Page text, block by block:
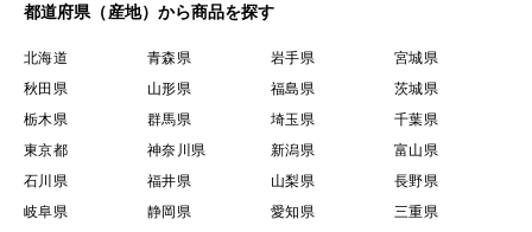
都道府県（産地）から商品を探す
北海道 青森県 岩手県
宮城県
秋田県
山形県 福島県
茨城県
栃木県
群馬県 埼玉県
千葉県
東京都
神奈川県 新潟県
富山県
石川県
福井県 山梨県
長野県
岐阜県
静岡県 愛知県
三重県